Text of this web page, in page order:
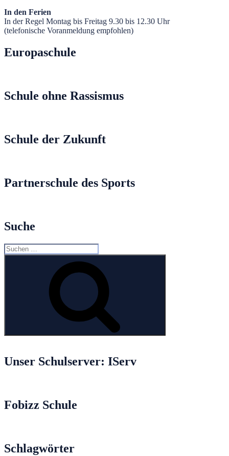
In den Ferien
In der Regel Montag bis Freitag 9.30 bis 12.30 Uhr
(telefonische Voranmeldung empfohlen)
Europaschule
Schule ohne Rassismus
Schule der Zukunft
Partnerschule des Sports
Suche
Suche
nach:
Unser Schulserver: IServ
Fobizz Schule
Schlagwörter